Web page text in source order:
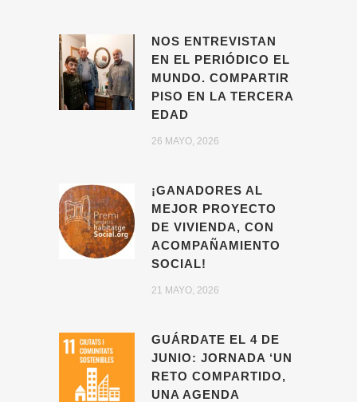
NOS ENTREVISTAN
EN EL PERIÓDICO EL
MUNDO. COMPARTIR
PISO EN LA TERCERA
EDAD
26 MAYO, 2026
¡GANADORES AL
MEJOR PROYECTO
DE VIVIENDA, CON
ACOMPAÑAMIENTO
SOCIAL!
21 MAYO, 2026
GUÁRDATE EL 4 DE
JUNIO: JORNADA ‘UN
RETO COMPARTIDO,
UNA AGENDA